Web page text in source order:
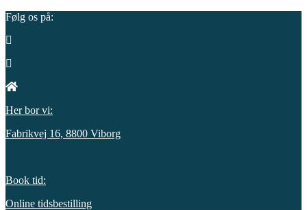
Følg os på:
Her bor vi:
Fabrikvej 16, 8800 Viborg
Book tid:
Online tidsbestilling